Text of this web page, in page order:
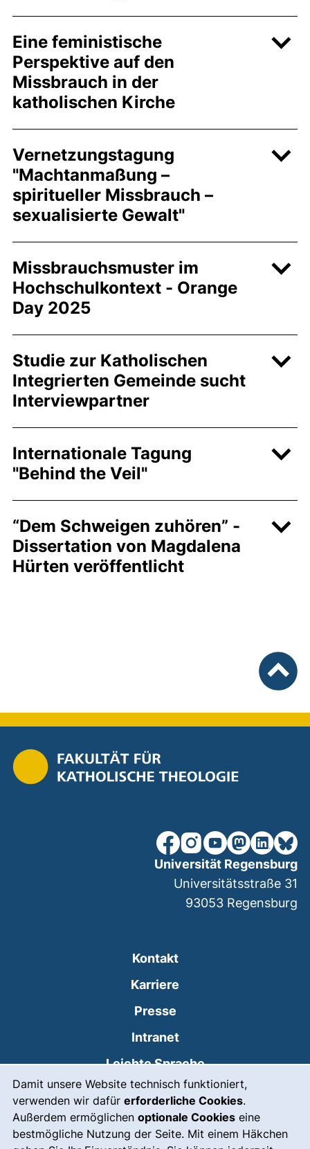
Damit unsere Website technisch funktioniert,
verwenden wir dafür erforderliche Cookies.
Außerdem ermöglichen optionale Cookies eine
bestmögliche Nutzung der Seite. Mit einem Häkchen
Eine feministische
Perspektive auf den
Missbrauch in der
katholischen Kirche
Vernetzungstagung
"Machtanmaßung –
spiritueller Missbrauch –
sexualisierte Gewalt"
Missbrauchsmuster im
Hochschulkontext - Orange
Day 2025
Studie zur Katholischen
Integrierten Gemeinde sucht
Interviewpartner
Internationale Tagung
"Behind the Veil"
“Dem Schweigen zuhören” -
Dissertation von Magdalena
Hürten veröffentlicht
nach
unsere Facebook-Seite
unsere Instagram-
unsere YouTube-
unsereunsere
Kontakt
Karriere
Presse
Intranet(externer Link, öffnet
Leichte Sprache
Gebärdensprache
Notfall(externer Link, öffnet
Impressum
Universität Regensburg
Universitätsstraße 31
93053 Regensburg